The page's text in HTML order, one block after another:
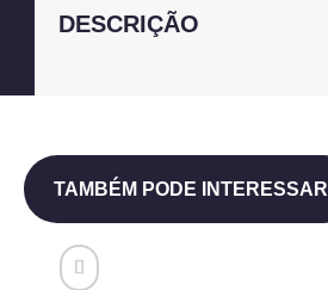
DESCRIÇÃO
TAMBÉM PODE INTERESSAR